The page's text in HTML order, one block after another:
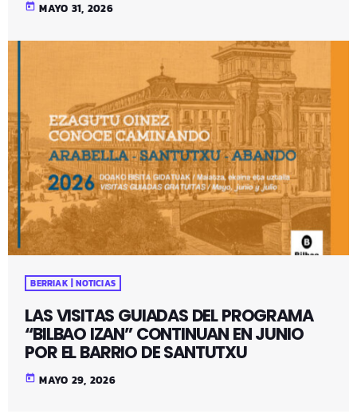
today MAYO 31, 2026
BERRIAK | NOTICIAS
LAS VISITAS GUIADAS DEL PROGRAMA
“BILBAO IZAN” CONTINUAN EN JUNIO
POR EL BARRIO DE SANTUTXU
today MAYO 29, 2026